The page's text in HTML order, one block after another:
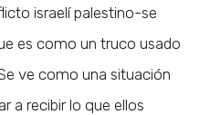
israelí palestino-se
es como un truco usado
ve como una situación
a recibir lo que ellos